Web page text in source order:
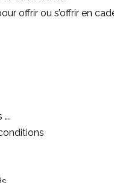
offrir ou s’offrir en
….